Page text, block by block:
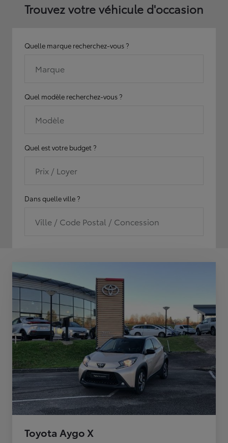
Trouvez votre véhicule d'occasion
Quelle marque recherchez-vous ?
Marque
Quel modèle recherchez-vous ?
Modèle
Quel est votre budget ?
Prix / Loyer
Dans quelle ville ?
Ville / Code Postal / Concession
Toyota Aygo X